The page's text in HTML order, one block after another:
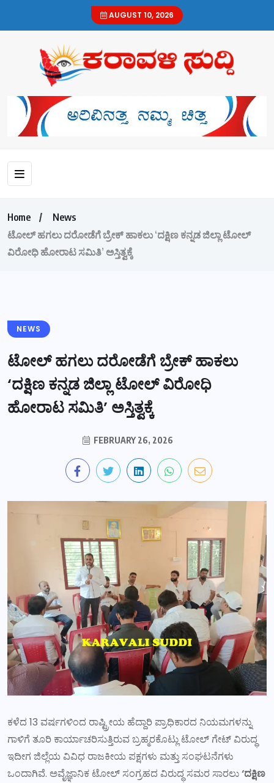
AUGUST 10, 2026
Home
News
ಟೋಲ್ ಹಗಲು ದರೋಡೆಗೆ ಬ್ರೇಕ್ ಹಾಕಲು ‘ದಕ್ಷಿಣ ಕನ್ನಡ ಜಿಲ್ಲಾ ಟೋಲ್
ವಿರೋಧಿ ಹೋರಾಟ ಸಮಿತಿ’ ಅಸ್ತಿತ್ವಕ್ಕೆ
NEWS
ಟೋಲ್ ಹಗಲು ದರೋಡೆಗೆ ಬ್ರೇಕ್ ಹಾಕಲು
‘ದಕ್ಷಿಣ ಕನ್ನಡ ಜಿಲ್ಲಾ ಟೋಲ್ ವಿರೋಧಿ
ಹೋರಾಟ ಸಮಿತಿ’ ಅಸ್ತಿತ್ವಕ್ಕೆ
FEBRUARY 26, 2026
ಕಳೆದ 13 ವರ್ಷಗಳಿಂದ ರಾಷ್ಟ್ರೀಯ ಹೆದ್ದಾರಿ ಪ್ರಾಧಿಕಾರದ ನಿಯಮಗಳನ್ನು
ಗಾಳಿಗೆ ತೂರಿ ಕಾರ್ಯಾಚರಿಸುತ್ತಿರುವ ಬ್ರಹ್ಮರಕೊಟ್ಲು ಟೋಲ್ ಗೇಟ್ ವಿರುದ್ಧ
ಇದೀಗ ಜಿಲ್ಲೆಯ ವಿವಿಧ ರಾಜಕೀಯ ಪಕ್ಷಗಳು ಮತ್ತು ಸಂಘಟನೆಗಳು
ಒಂದಾಗಿವೆ. ಅವೈಜ್ಞಾನಿಕ ಟೋಲ್ ಸಂಗ್ರಹದ ವಿರುದ್ಧ ಸಮರ ಸಾರಲು‘ದಕ್ಷಿಣ